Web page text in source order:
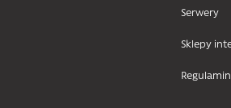
Serwery
Sklepy